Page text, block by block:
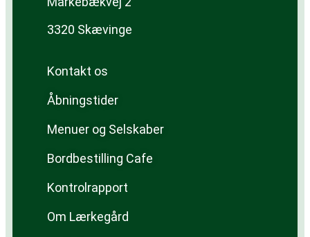
3320 Skævinge
Kontakt os
Åbningstider
Menuer og Selskaber
Bordbestilling Cafe
Kontrolrapport
Om Lærkegård